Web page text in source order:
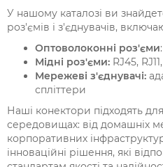
У нашому каталозі ви
роз'ємів і з'єднувачів,
Оптоволоконні роз'єми
Мідні роз'єми: RJ45,
Мережеві з'єднувачі:
спліттери
Наші конектори підходять
середовищах: від домашніх
корпоративних
інноваційні рішення, які